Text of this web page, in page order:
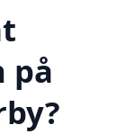
på